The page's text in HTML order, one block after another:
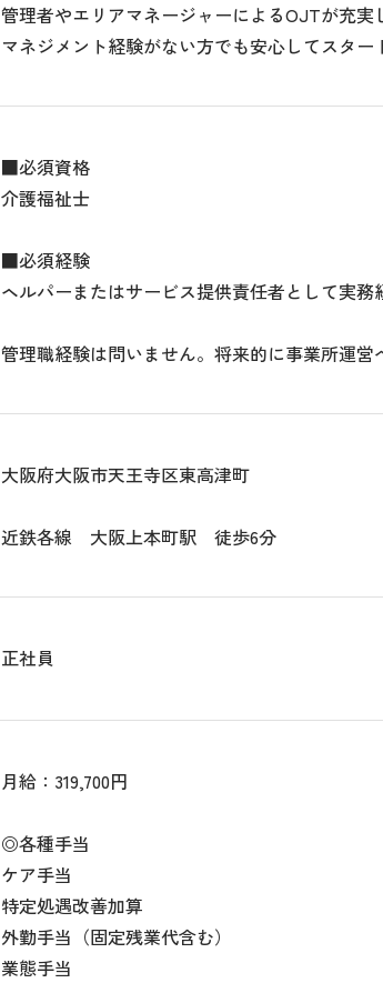
管理者やエリアマネージャーによるOJTが充実
マネジメント経験がない方でも安心してスター
■必須資格
介護福祉士
■必須経験
ヘルパーまたはサービス提供責任者として実務
管理職経験は問いません。将来的に事業所運営
大阪府大阪市天王寺区東高津町
近鉄各線 大阪上本町駅 徒歩6分
正社員
月給：319,700円
◎各種手当
ケア手当
特定処遇改善加算
外勤手当（固定残業代含む）
業態手当